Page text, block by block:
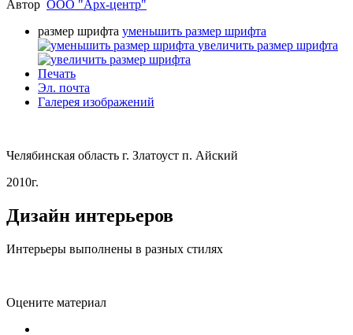
Автор ООО "Арх-центр"
размер шрифта уменьшить размер шрифта
увеличить размер шрифта
Печать
Эл. почта
Галерея изображений
Челябинская область г. Златоуст п. Айский
2010г.
Дизайн интерьеров
Интерьеры выполнены в разных стилях
Оцените материал